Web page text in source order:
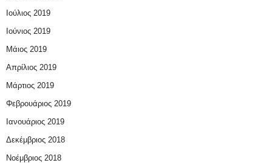
Ιούλιος 2019
Ιούνιος 2019
Μάιος 2019
Απρίλιος 2019
Μάρτιος 2019
Φεβρουάριος 2019
Ιανουάριος 2019
Δεκέμβριος 2018
Νοέμβριος 2018